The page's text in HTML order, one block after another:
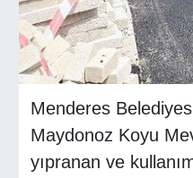
Menderes
Maydonoz Koyu
yıpranan ve